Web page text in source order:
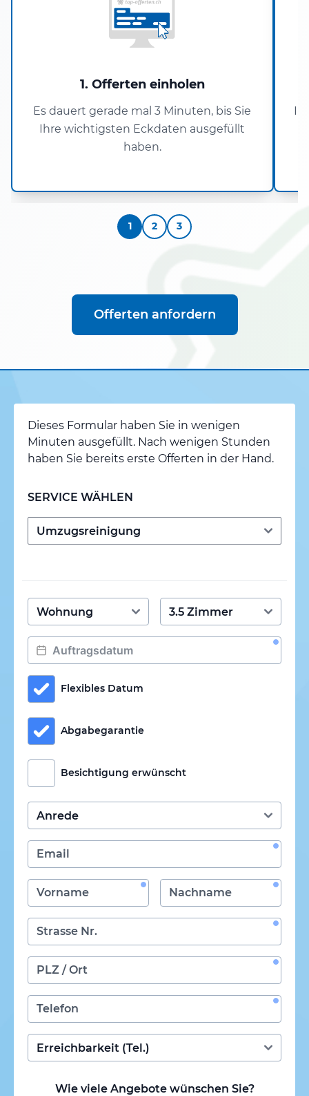
1. Offerten einholen
Es dauert gerade mal 3 Minuten, bis Sie
Ihre wichtigsten Eckdaten ausgefüllt
haben.
1 2 3
Offerten anfordern
Dieses Formular haben Sie in wenigen
Minuten ausgefüllt. Nach wenigen Stunden
haben Sie bereits erste Offerten in der Hand.
SERVICE WÄHLEN
Flexibles Datum
Abgabegarantie
Besichtigung erwünscht
Wie viele Angebote wünschen Sie?